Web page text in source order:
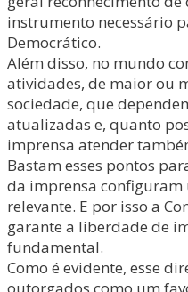
instrumento necessário
Democrático.
Além disso, no mundo
atividades, de maior ou
sociedade, que
atualizadas e, quanto
imprensa atender
Bastam esses pontos
da imprensa configuram
relevante. E por isso a
garante a liberdade de
fundamental.
Como é evidente, esse
outorgados como um